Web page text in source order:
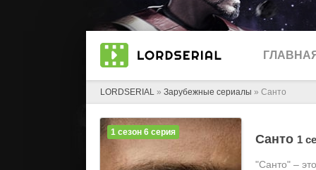
ГЛАВНАЯ
LORDSERIAL » Зарубежные сериалы » Санто
Санто 1
"Санто" –
1 сезон 6 серия